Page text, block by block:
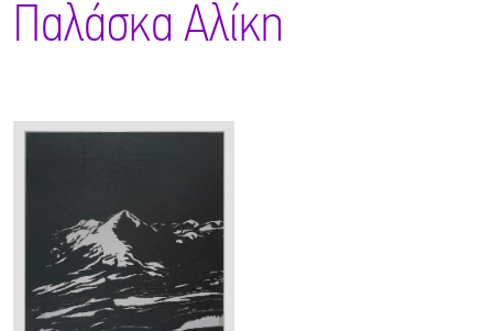
Παλάσκα Αλίκη